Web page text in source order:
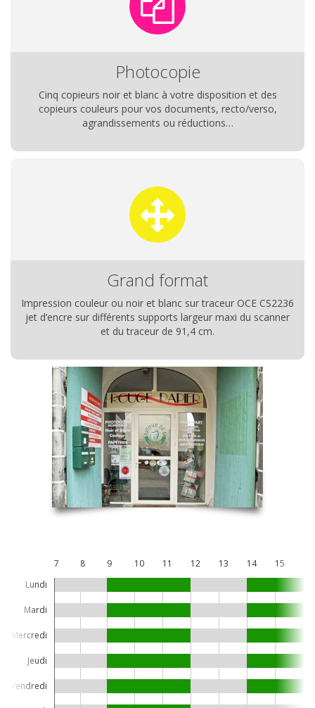
Photocopie
Cinq copieurs noir et blanc à votre disposition et des
copieurs couleurs pour vos documents, recto/verso,
agrandissements ou réductions…
Grand format
Impression couleur ou noir et blanc sur traceur OCE CS2236
jet d’encre sur différents supports largeur maxi du scanner
et du traceur de 91,4 cm.
7 8 9 10 11 12 13 14 15
Lundi
Mardi
Mercredi
Jeudi
Vendredi